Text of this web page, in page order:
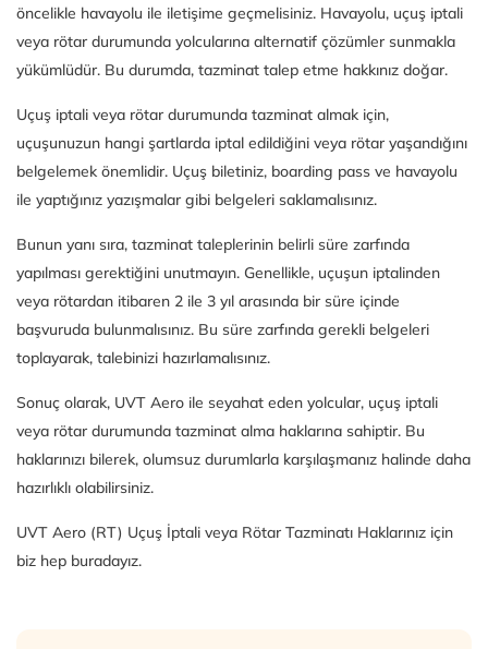
öncelikle havayolu ile iletişime geçmelisiniz. Havayolu, uçuş iptali
veya rötar durumunda yolcularına alternatif çözümler sunmakla
yükümlüdür. Bu durumda, tazminat talep etme hakkınız doğar.
Uçuş iptali veya rötar durumunda tazminat almak için,
uçuşunuzun hangi şartlarda iptal edildiğini veya rötar yaşandığını
belgelemek önemlidir. Uçuş biletiniz, boarding pass ve havayolu
ile yaptığınız yazışmalar gibi belgeleri saklamalısınız.
Bunun yanı sıra, tazminat taleplerinin belirli süre zarfında
yapılması gerektiğini unutmayın. Genellikle, uçuşun iptalinden
veya rötardan itibaren 2 ile 3 yıl arasında bir süre içinde
başvuruda bulunmalısınız. Bu süre zarfında gerekli belgeleri
toplayarak, talebinizi hazırlamalısınız.
Sonuç olarak, UVT Aero ile seyahat eden yolcular, uçuş iptali
veya rötar durumunda tazminat alma haklarına sahiptir. Bu
haklarınızı bilerek, olumsuz durumlarla karşılaşmanız halinde daha
hazırlıklı olabilirsiniz.
UVT Aero (RT) Uçuş İptali veya Rötar Tazminatı Haklarınız için
biz hep buradayız.